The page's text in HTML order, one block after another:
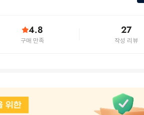
4.8
구매 만족
27
작성 리뷰